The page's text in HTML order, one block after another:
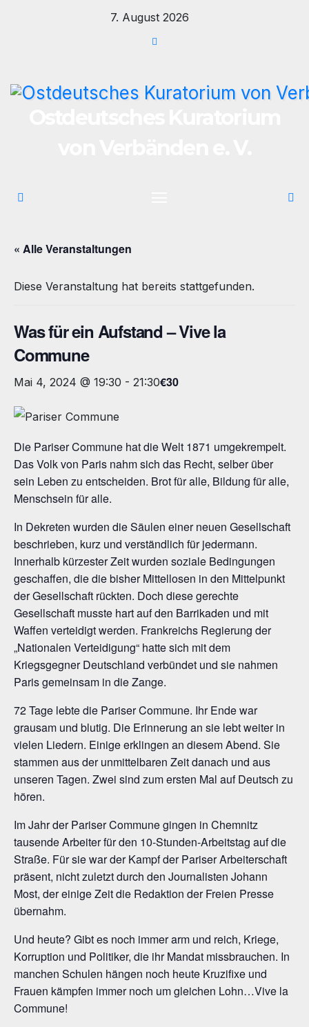
7. August 2026
« Alle Veranstaltungen
Diese Veranstaltung hat bereits stattgefunden.
Was für ein Aufstand – Vive la
Commune
Mai 4, 2024 @ 19:30 - 21:30€30
Die Pariser Commune hat die Welt 1871 umgekrempelt.
Das Volk von Paris nahm sich das Recht, selber über
sein Leben zu entscheiden. Brot für alle, Bildung für alle,
Menschsein für alle.
In Dekreten wurden die Säulen einer neuen Gesellschaft
beschrieben, kurz und verständlich für jedermann.
Innerhalb kürzester Zeit wurden soziale Bedingungen
geschaffen, die die bisher Mittellosen in den Mittelpunkt
der Gesellschaft rückten. Doch diese gerechte
Gesellschaft musste hart auf den Barrikaden und mit
Waffen verteidigt werden. Frankreichs Regierung der
„Nationalen Verteidigung“ hatte sich mit dem
Kriegsgegner Deutschland verbündet und sie nahmen
Paris gemeinsam in die Zange.
72 Tage lebte die Pariser Commune. Ihr Ende war
grausam und blutig. Die Erinnerung an sie lebt weiter in
vielen Liedern. Einige erklingen an diesem Abend. Sie
stammen aus der unmittelbaren Zeit danach und aus
unseren Tagen. Zwei sind zum ersten Mal auf Deutsch zu
hören.
Im Jahr der Pariser Commune gingen in Chemnitz
tausende Arbeiter für den 10-Stunden-Arbeitstag auf die
Straße. Für sie war der Kampf der Pariser Arbeiterschaft
präsent, nicht zuletzt durch den Journalisten Johann
Most, der einige Zeit die Redaktion der Freien Presse
übernahm.
Und heute? Gibt es noch immer arm und reich, Kriege,
Korruption und Politiker, die ihr Mandat missbrauchen. In
manchen Schulen hängen noch heute Kruzifixe und
Frauen kämpfen immer noch um gleichen Lohn…Vive la
Commune!